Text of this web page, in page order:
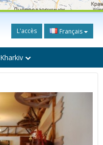
L'accès Français
Kharkiv